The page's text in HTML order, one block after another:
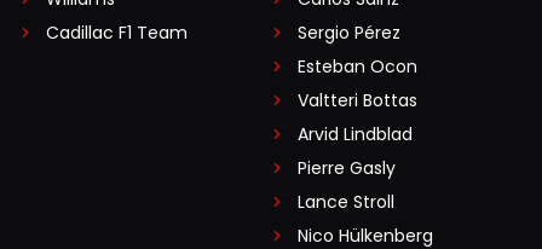
Cadillac F1 Team
Sergio Pérez
Esteban Ocon
Valtteri Bottas
Arvid Lindblad
Pierre Gasly
Lance Stroll
Nico Hülkenberg